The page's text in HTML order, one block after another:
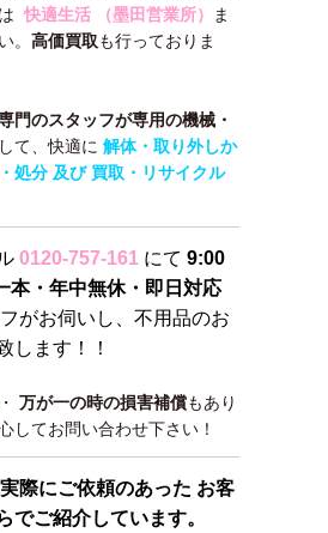
は快適生活 （墨田営業所）
ま
。 高価買取も行っておりま
門のスタッフが専用の機械・
して、快適に 解体・取り外しか
処分 及び 買取・リサイクル
0120-757-161 にて 9:00
本・年中無休・即日対応
がお伺いし、不用品のお
します！！
万が一の時の損害補償もあり
してお問い合わせ下さい！
際にご依頼のあった お客
でご紹介しています。